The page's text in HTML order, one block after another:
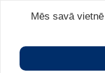
Mēs savā